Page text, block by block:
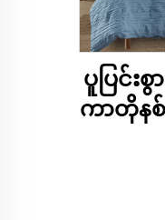
ပူပြင်းစွ
ကာတိုန